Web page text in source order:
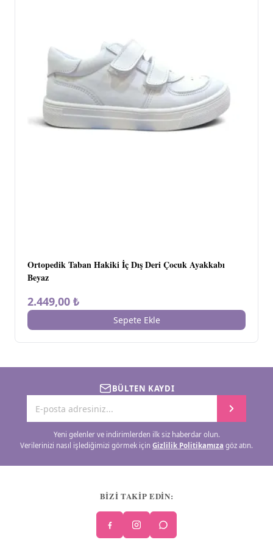
Ortopedik Taban Hakiki İç Dış Deri Çocuk Ayakkabı
Beyaz
2.449,00 ₺
Sepete Ekle
BÜLTEN KAYDI
Yeni gelenler ve indirimlerden ilk siz haberdar olun.
Verilerinizi nasıl işlediğimizi görmek için Gizlilik Politikamıza göz atın.
BİZİ TAKİP EDİN: